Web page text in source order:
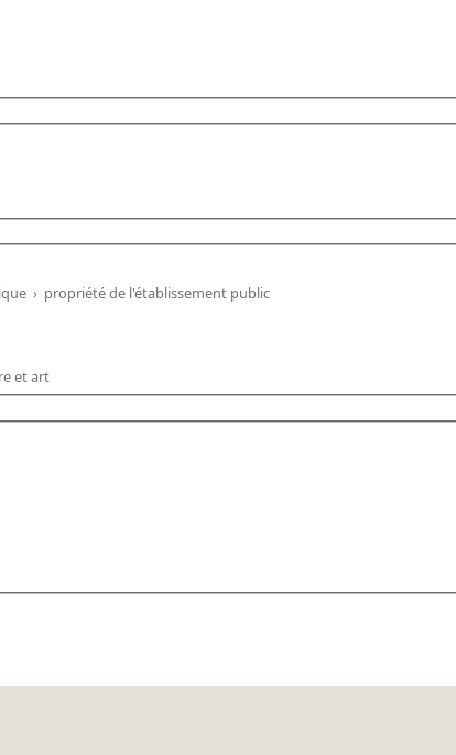
› propriété de l'établissement public
et art